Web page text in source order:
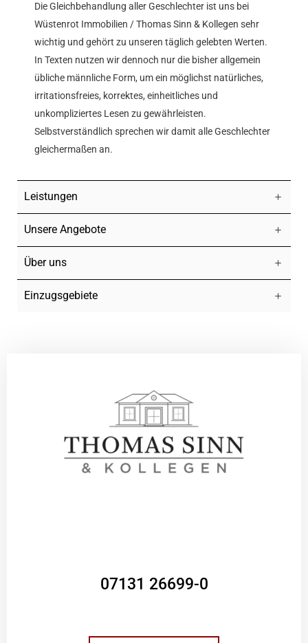
Die Gleichbehandlung aller Geschlechter ist uns bei
Wüstenrot Immobilien / Thomas Sinn & Kollegen sehr
wichtig und gehört zu unseren täglich gelebten Werten.
In Texten nutzen wir dennoch nur die bisher allgemein
übliche männliche Form, um ein möglichst natürliches,
irritationsfreies, korrektes, einheitliches und
unkompliziertes Lesen zu gewährleisten.
Selbstverständlich sprechen wir damit alle Geschlechter
gleichermaßen an.
Leistungen
Unsere Angebote
Über uns
Einzugsgebiete
07131 26699-0